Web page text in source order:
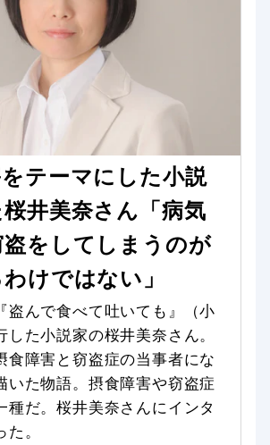
テーマにした小説
井美奈さん「病気
をしてしまうのが
けではない」
盗んで食べて吐いても』（小
た小説家の桜井美奈さん。
食障害と窃盗症の当事者にな
いた物語。摂食障害や窃盗症
種だ。桜井美奈さんにインタ
。